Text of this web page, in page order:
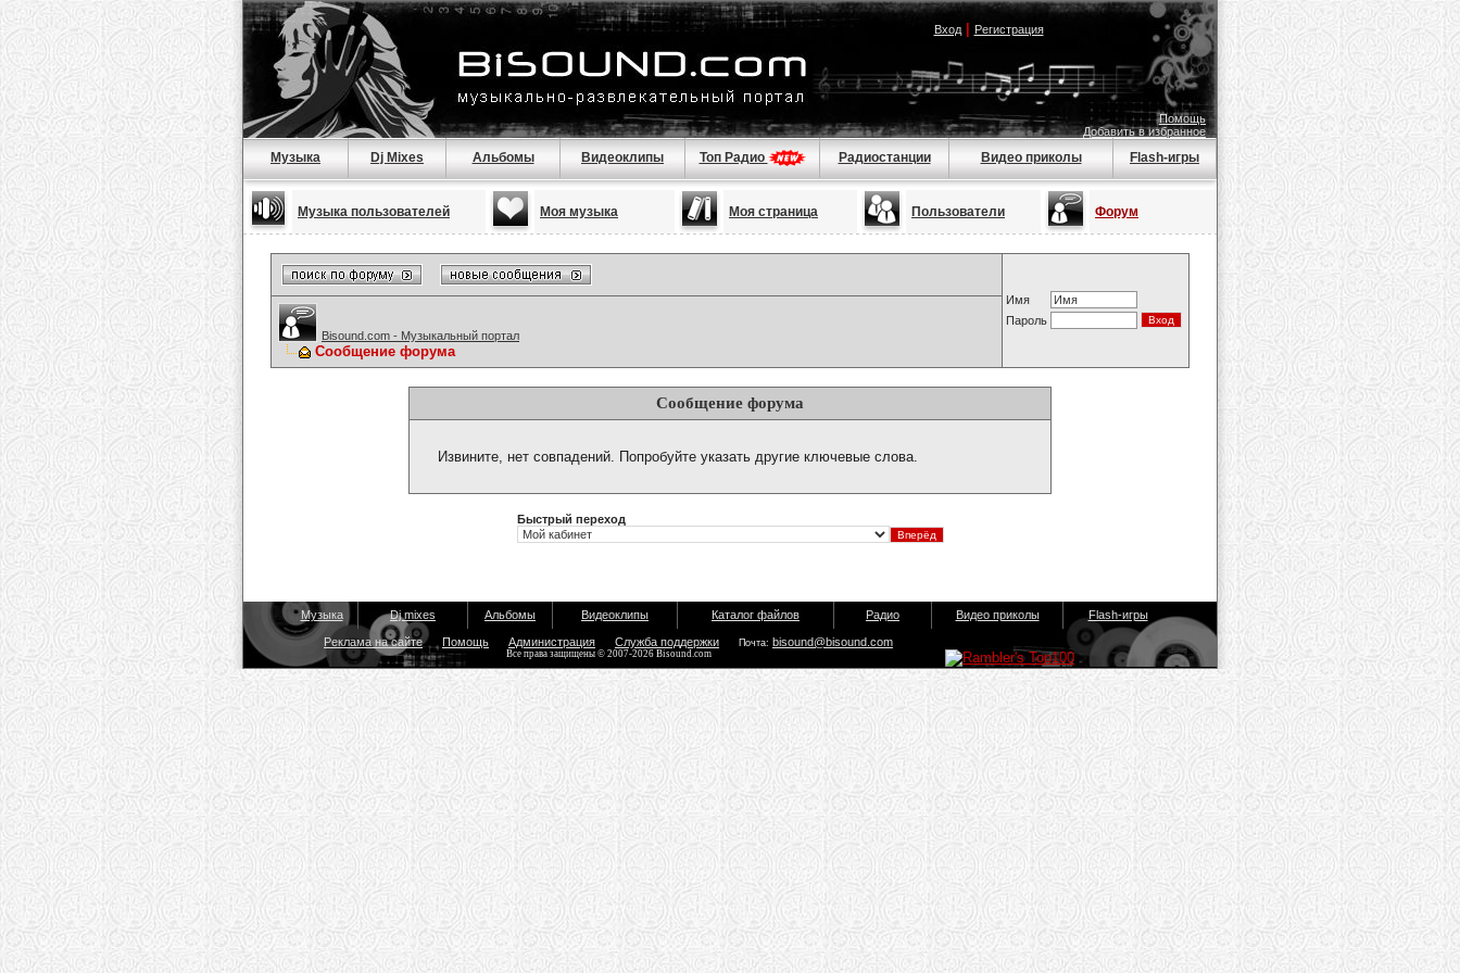
Вход| Регистрация
Помощь
Добавить в избранное
Музыка Dj Mixes Альбомы Видеоклипы Топ Радио Радиостанции Видео приколы Flash-игры
Музыка пользователей Моя музыка Моя страница Пользователи Форум
Имя
Пароль
Bisound.com - Музыкальный портал
Сообщение форума
Сообщение форума
Извините, нет совпадений. Попробуйте указать другие ключевые слова.
Быстрый переход
Музыка Dj mixes Альбомы Видеоклипы Каталог файлов Радио Видео приколы Flash-игры
Реклама на сайте Помощь Администрация Служба поддержки Почта: bisound@bisound.com
Все права защищены © 2007-2026 Bisound.com